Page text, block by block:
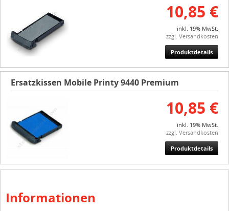
10,85 €
inkl. 19% MwSt.
zzgl. Versandkosten
Produktdetails
Ersatzkissen Mobile Printy 9440 Premium
10,85 €
inkl. 19% MwSt.
zzgl. Versandkosten
Produktdetails
Informationen